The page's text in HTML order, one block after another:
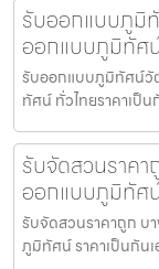
รับออกแบบภูมิ
ออกแบบภูมิทัศ
รับออกแบบภูมิทัศน์
ทัศน์ ทั่วไทยราคาเป็
รับจัดสวนราค
ออกแบบภูมิทัศ
รับจัดสวนราคาถูก บ
ภูมิทัศน์ ราคาเป็นกัน